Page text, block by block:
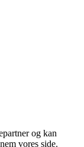
og kan
vores side.